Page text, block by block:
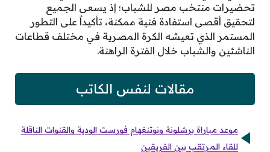
تحضيرات منتخب مصر للشباب؛ إذ يسعى الجميع
لتحقيق أقصى استفادة فنية ممكنة، تأكيداً على التطور
المستمر الذي تعيشه الكرة المصرية في مختلف قطاعات
الناشئين والشباب خلال الفترة الراهنة.
مقالات لنفس الكاتب
موعد مباراة برشلونة ونوتنغهام فورست الودية والقنوات الناقلة
للقاء المرتقب بين الفريقين